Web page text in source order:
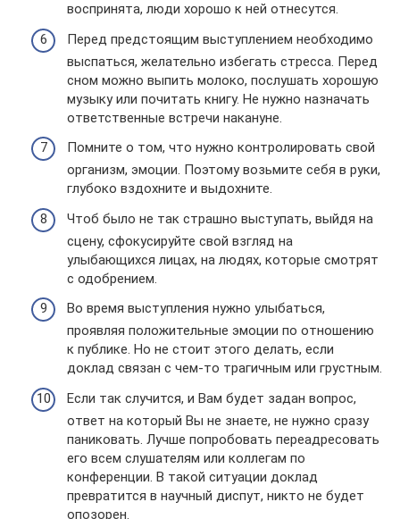
воспринята, люди хорошо к ней отнесутся.
Перед предстоящим выступлением необходимо
выспаться, желательно избегать стресса. Перед
сном можно выпить молоко, послушать хорошую
музыку или почитать книгу. Не нужно назначать
ответственные встречи накануне.
Помните о том, что нужно контролировать свой
организм, эмоции. Поэтому возьмите себя в руки,
глубоко вздохните и выдохните.
Чтоб было не так страшно выступать, выйдя на
сцену, сфокусируйте свой взгляд на
улыбающихся лицах, на людях, которые смотрят
с одобрением.
Во время выступления нужно улыбаться,
проявляя положительные эмоции по отношению
к публике. Но не стоит этого делать, если
доклад связан с чем-то трагичным или грустным.
Если так случится, и Вам будет задан вопрос,
ответ на который Вы не знаете, не нужно сразу
паниковать. Лучше попробовать переадресовать
его всем слушателям или коллегам по
конференции. В такой ситуации доклад
превратится в научный диспут, никто не будет
опозорен.